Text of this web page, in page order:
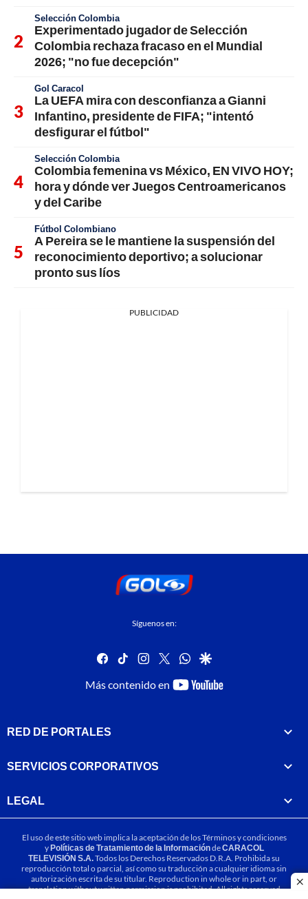
Selección Colombia
Experimentado jugador de Selección
Colombia rechaza fracaso en el Mundial
2026; "no fue decepción"
Gol Caracol
La UEFA mira con desconfianza a Gianni
Infantino, presidente de FIFA; "intentó
desfigurar el fútbol"
Selección Colombia
Colombia femenina vs México, EN VIVO HOY;
hora y dónde ver Juegos Centroamericanos
y del Caribe
Fútbol Colombiano
A Pereira se le mantiene la suspensión del
reconocimiento deportivo; a solucionar
pronto sus líos
PUBLICIDAD
Síguenos en:
facebook
tiktok instagram
twitterwhatsapp
google
Más contenido en
youtube-
RED DE PORTALES
SERVICIOS CORPORATIVOS
LEGAL
El uso de este sitio web implica la aceptación de losTérminos y condiciones
yPolíticas de Tratamiento de la InformacióndeCARACOL
TELEVISIÓN S.A.Todos los Derechos Reservados D.R.A. Prohibida su
reproducción total o parcial, así como su traducción a cualquier idioma sin
autorización escrita de su titular. Reproduction in whole or in part, or
translation without written permission is prohibited. All rights reserved